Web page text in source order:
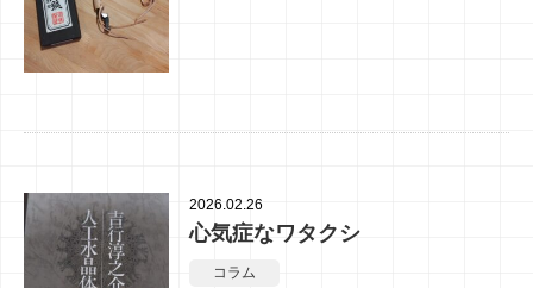
2026.02.26
心気症なワタクシ
コラム